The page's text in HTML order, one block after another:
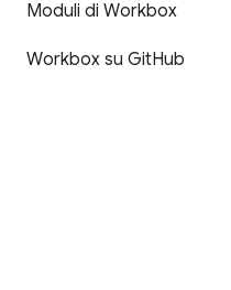
Moduli di Workbox
Workbox su GitHub